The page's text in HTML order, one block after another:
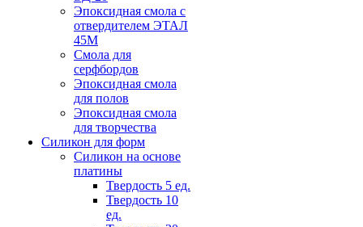
Эпоксидная смола с
отвердителем ЭТАЛ
45М
Смола для
серфбордов
Эпоксидная смола
для полов
Эпоксидная смола
для творчества
Силикон для форм
Силикон на основе
платины
Твердость 5 ед.
Твердость 10
ед.